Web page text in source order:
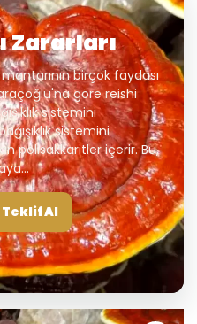
Zararları
birçok faydası
göre reishi
sistemini
sistemini
polisakkaritler içerir. Bu,
Al